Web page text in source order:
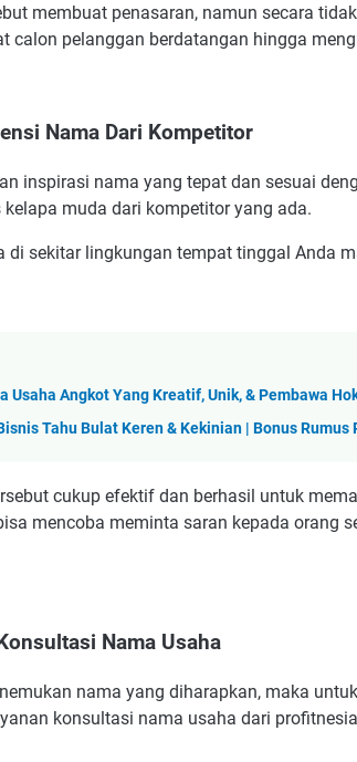
membuat penasaran, namun secara
calon pelanggan berdatangan hingga
Nama Dari Kompetitor
inspirasi nama yang tepat dan sesuai
muda dari kompetitor yang ada.
di sekitar lingkungan tempat tinggal Anda
Usaha Angkot Yang Kreatif, Unik, & Pembawa
Tahu Bulat Keren & Kekinian | Bonus Rumus
cukup efektif dan berhasil untuk
mencoba meminta saran kepada orang
Nama Usaha
nama yang diharapkan, maka
konsultasi nama usaha dari